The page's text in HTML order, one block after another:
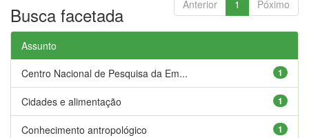
Anterior 1 Póximo
Busca facetada
Assunto
1
Centro Nacional de Pesquisa da Em...
1
Cidades e alimentação
1
Conhecimento antropológico